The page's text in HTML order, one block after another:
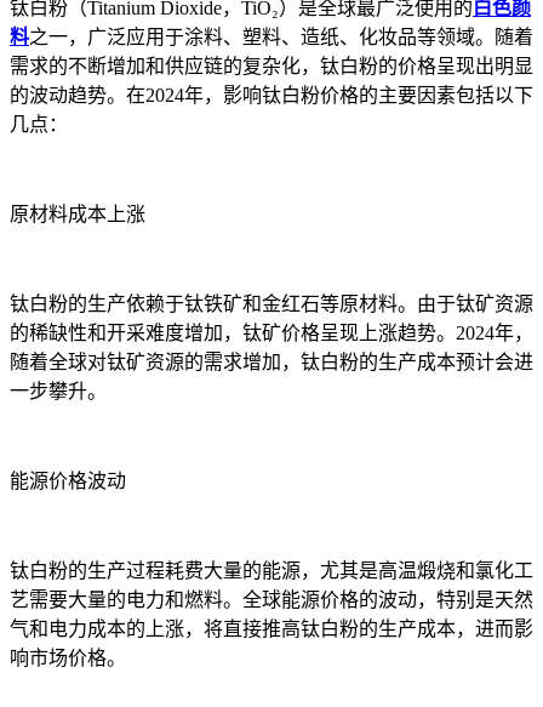
钛白粉（Titanium Dioxide，TiO₂）是全球最广泛使用的白色颜
料之一，广泛应用于涂料、塑料、造纸、化妆品等领域。随着
需求的不断增加和供应链的复杂化，钛白粉的价格呈现出明显
的波动趋势。在2024年，影响钛白粉价格的主要因素包括以下
几点：
原材料成本上涨
钛白粉的生产依赖于钛铁矿和金红石等原材料。由于钛矿资源
的稀缺性和开采难度增加，钛矿价格呈现上涨趋势。2024年，
随着全球对钛矿资源的需求增加，钛白粉的生产成本预计会进
一步攀升。
能源价格波动
钛白粉的生产过程耗费大量的能源，尤其是高温煅烧和氯化工
艺需要大量的电力和燃料。全球能源价格的波动，特别是天然
气和电力成本的上涨，将直接推高钛白粉的生产成本，进而影
响市场价格。